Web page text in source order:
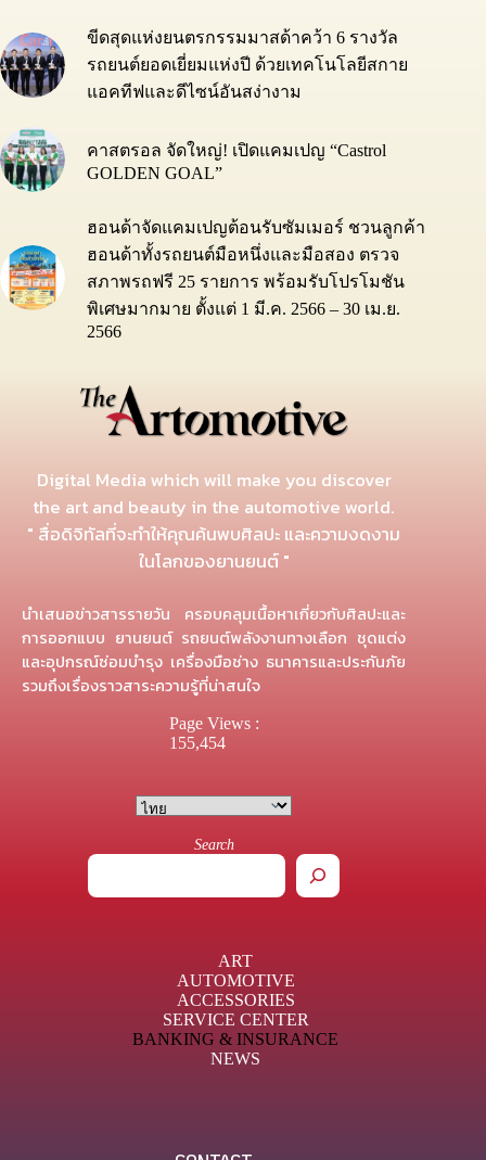
ขีดสุดแห่งยนตรกรรมมาสด้าคว้า 6 รางวัล
รถยนต์ยอดเยี่ยมแห่งปี ด้วยเทคโนโลยีสกาย
แอคทีฟและดีไซน์อันสง่างาม
คาสตรอล จัดใหญ่! เปิดแคมเปญ “Castrol
GOLDEN GOAL”
ฮอนด้าจัดแคมเปญต้อนรับซัมเมอร์ ชวนลูกค้า
ฮอนด้าทั้งรถยนต์มือหนึ่งและมือสอง ตรวจ
สภาพรถฟรี 25 รายการ พร้อมรับโปรโมชัน
พิเศษมากมาย ตั้งแต่ 1 มี.ค. 2566 – 30 เม.ย.
2566
Digital Media which will make you discover
the art and beauty in the automotive world.
" สื่อดิจิทัลที่จะทำให้คุณค้นพบศิลปะ และความงดงาม
ในโลกของยานยนต์ "
นำเสนอข่าวสารรายวัน ครอบคลุมเนื้อหาเกี่ยวกับศิลปะและ
การออกแบบ ยานยนต์ รถยนต์พลังงานทางเลือก ชุดแต่ง
และอุปกรณ์ซ่อมบำรุง เครื่องมือช่าง ธนาคารและประกันภัย
รวมถึงเรื่องราวสาระความรู้ที่น่าสนใจ
Page Views :
155,454
Search
ART
AUTOMOTIVE
ACCESSORIES
SERVICE CENTER
BANKING & INSURANCE
NEWS